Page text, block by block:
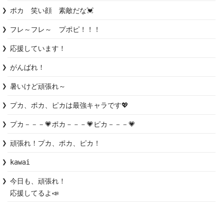
ポカ　笑い顔　素敵だな💓
フレ～フレ～　プポピ！！！
応援しています！
がんばれ！
暑いけど頑張れ～
プカ、ポカ、ピカは最強キャラです💖
プカ－－－💗ポカ－－－💗ピカ－－－💗
頑張れ！プカ、ポカ、ピカ！
kawai
今日も、頑張れ！
応援してるよ📣